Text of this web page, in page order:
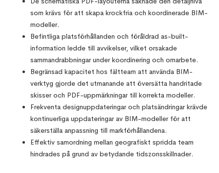
som krävs för att skapa krockfria och koordinerade BIM-
modeller.
Befintliga platsförhållanden och föråldrad as-built-
information ledde till avvikelser, vilket orsakade
sammandrabbningar under koordinering och omarbete.
Begränsad kapacitet hos fältteam att använda BIM-
verktyg gjorde det utmanande att översätta handritade
skisser och PDF-uppmärkningar till korrekta modeller.
Frekventa designuppdateringar och platsändringar krävde
kontinuerliga uppdateringar av BIM-modeller för att
säkerställa anpassning till markförhållandena.
Effektiv samordning mellan geografiskt spridda team
hindrades på grund av betydande tidszonsskillnader.